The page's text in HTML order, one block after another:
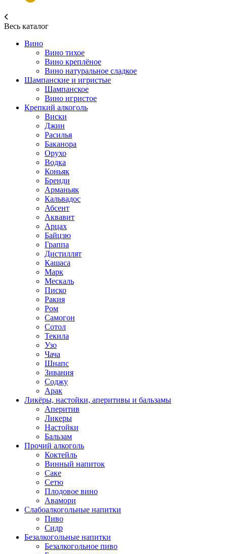
Весь каталог
Вино
Вино тихое
Вино креплёное
Вино натуральное сладкое
Шампанские и игристые
Шампанское
Вино игристое
Крепкий алкоголь
Виски
Джин
Расилья
Баканора
Орухо
Водка
Коньяк
Бренди
Арманьяк
Кальвадос
Абсент
Аквавит
Арцах
Байцзю
Граппа
Дистиллят
Кашаса
Марк
Мескаль
Писко
Ракия
Ром
Самогон
Сотол
Текила
Узо
Чача
Шнапс
Зивания
Соджу
Арак
Ликёры, настойки, аперитивы и бальзамы
Аперитив
Ликеры
Настойки
Бальзам
Прочий алкоголь
Коктейль
Винный напиток
Саке
Сетю
Плодовое вино
Авамори
Слабоалкогольные напитки
Пиво
Сидр
Безалкогольные напитки
Безалкогольное пиво